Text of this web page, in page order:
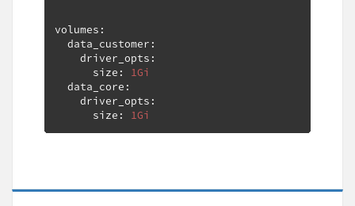
volumes :
  data_customer
:
    driver_opts
:
      size
:
1Gi
  data_core
:
    driver_opts
:
      size
: 1Gi